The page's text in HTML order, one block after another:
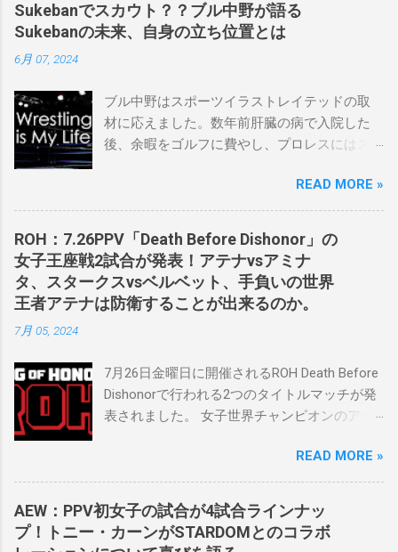
Sukebanでスカウト？？ブル中野が語る
Sukebanの未来、自身の立ち位置とは
6月 07, 2024
ブル中野はスポーツイラストレイテッドの取
材に応えました。数年前肝臓の病で入院した
後、余暇をゴルフに費やし、プロレスにはス
ました。なお、新しいプロモーションは無限
の可能性に満ちており、先日WWEのニック・
カーン社長にスカウトされました。 「私は
2023年にスケバンのコミッショナーに任命さ
れました。スケバンの醍醐味は、日本独自の
文化の過去、現在、未来をリング上で見るこ
とができることです。何十年も前のスケバン
好きです。」 彼女は今、スケバンで重要な役
割を果たしています。 「今活躍している選手
をとても誇りに思い、応援しています。私の
ケバンのレスラーばかりです。私は彼らを私
の子供のように考えている」。 スケバンの最
新のショーは5月末に行われました。日本の女
子プロレスリーグがロサンゼルスでデビュー
READ MORE »
ROH：7.26PPV「Death Before Dishonor」の
女子王座戦2試合が発表！アテナvsアミナ
タ、スタークスvsベルベット、手負いの世界
王者アテナは防衛することが出来るのか。
7月 05, 2024
7月26日金曜日に開催されるROH Death Before
Dishonorで行われる2つのタイトルマッチが発
表されました。 女子世界チャンピオンのアテ
を防衛することになりました。この試合は木
曜日のROHで発表されました。アテナは5月か
ら活動を休止しており、リング上での欠場は
ストーリー上の負傷が原因とされています。
女子世界チャンピオンは5月の最後の試合で怪
READ MORE »
AEW：PPV初女子の試合が4試合ラインナッ
プ！トニー・カーンがSTARDOMとのコラボ